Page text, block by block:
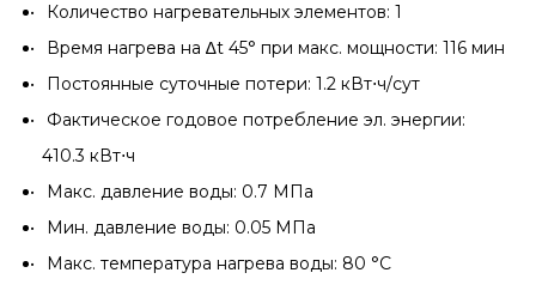
Количество нагревательных элементов: 1
Время нагрева на ∆t 45° при макс. мощности: 116 мин
Постоянные суточные потери: 1.2 кВт⋅ч/сут
Фактическое годовое потребление эл. энергии:
410.3 кВт⋅ч
Макс. давление воды: 0.7 МПа
Мин. давление воды: 0.05 МПа
Макс. температура нагрева воды: 80 °С